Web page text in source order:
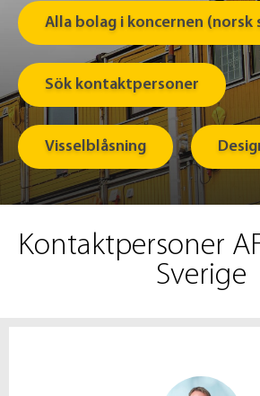
Alla bolag i koncernen (norsk
Sök kontaktpersoner
Visselblåsning
Kontaktpersoner
Sverige